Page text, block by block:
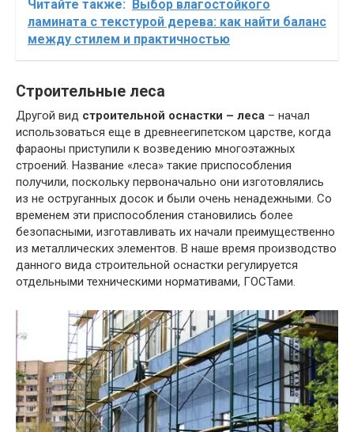
Читайте также:
Выбор влагостойкого
ламината с текстурой дерева: как найти баланс
между стилем и практичностью
Строительные леса
Другой вид строительной оснастки – леса – начал
использоваться еще в древнеегипетском царстве, когда
фараоны приступили к возведению многоэтажных
строений. Название «леса» такие приспособления
получили, поскольку первоначально они изготовлялись
из не оструганных досок и были очень ненадежными. Со
временем эти приспособления становились более
безопасными, изготавливать их начали преимущественно
из металлических элементов. В наше время производство
данного вида строительной оснастки регулируется
отдельными техническими нормативами, ГОСТами.